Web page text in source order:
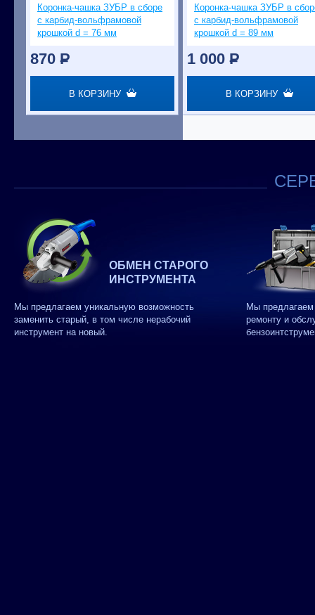
Коронка-чашка ЗУБР в сборе
с карбид-вольфрамовой
крошкой d = 76 мм
870 P
В КОРЗИНУ
Коронка-чашка ЗУБР в
с карбид-вольфрамовой
крошкой d = 89 мм
1 000 P
В КОРЗИНУ
ОБМЕН СТАРОГО
ИНСТРУМЕНТА
Мы предлагаем уникальную возможность
заменить старый, в том числе нерабочий
инструмент на новый.
Мы
ремонту и